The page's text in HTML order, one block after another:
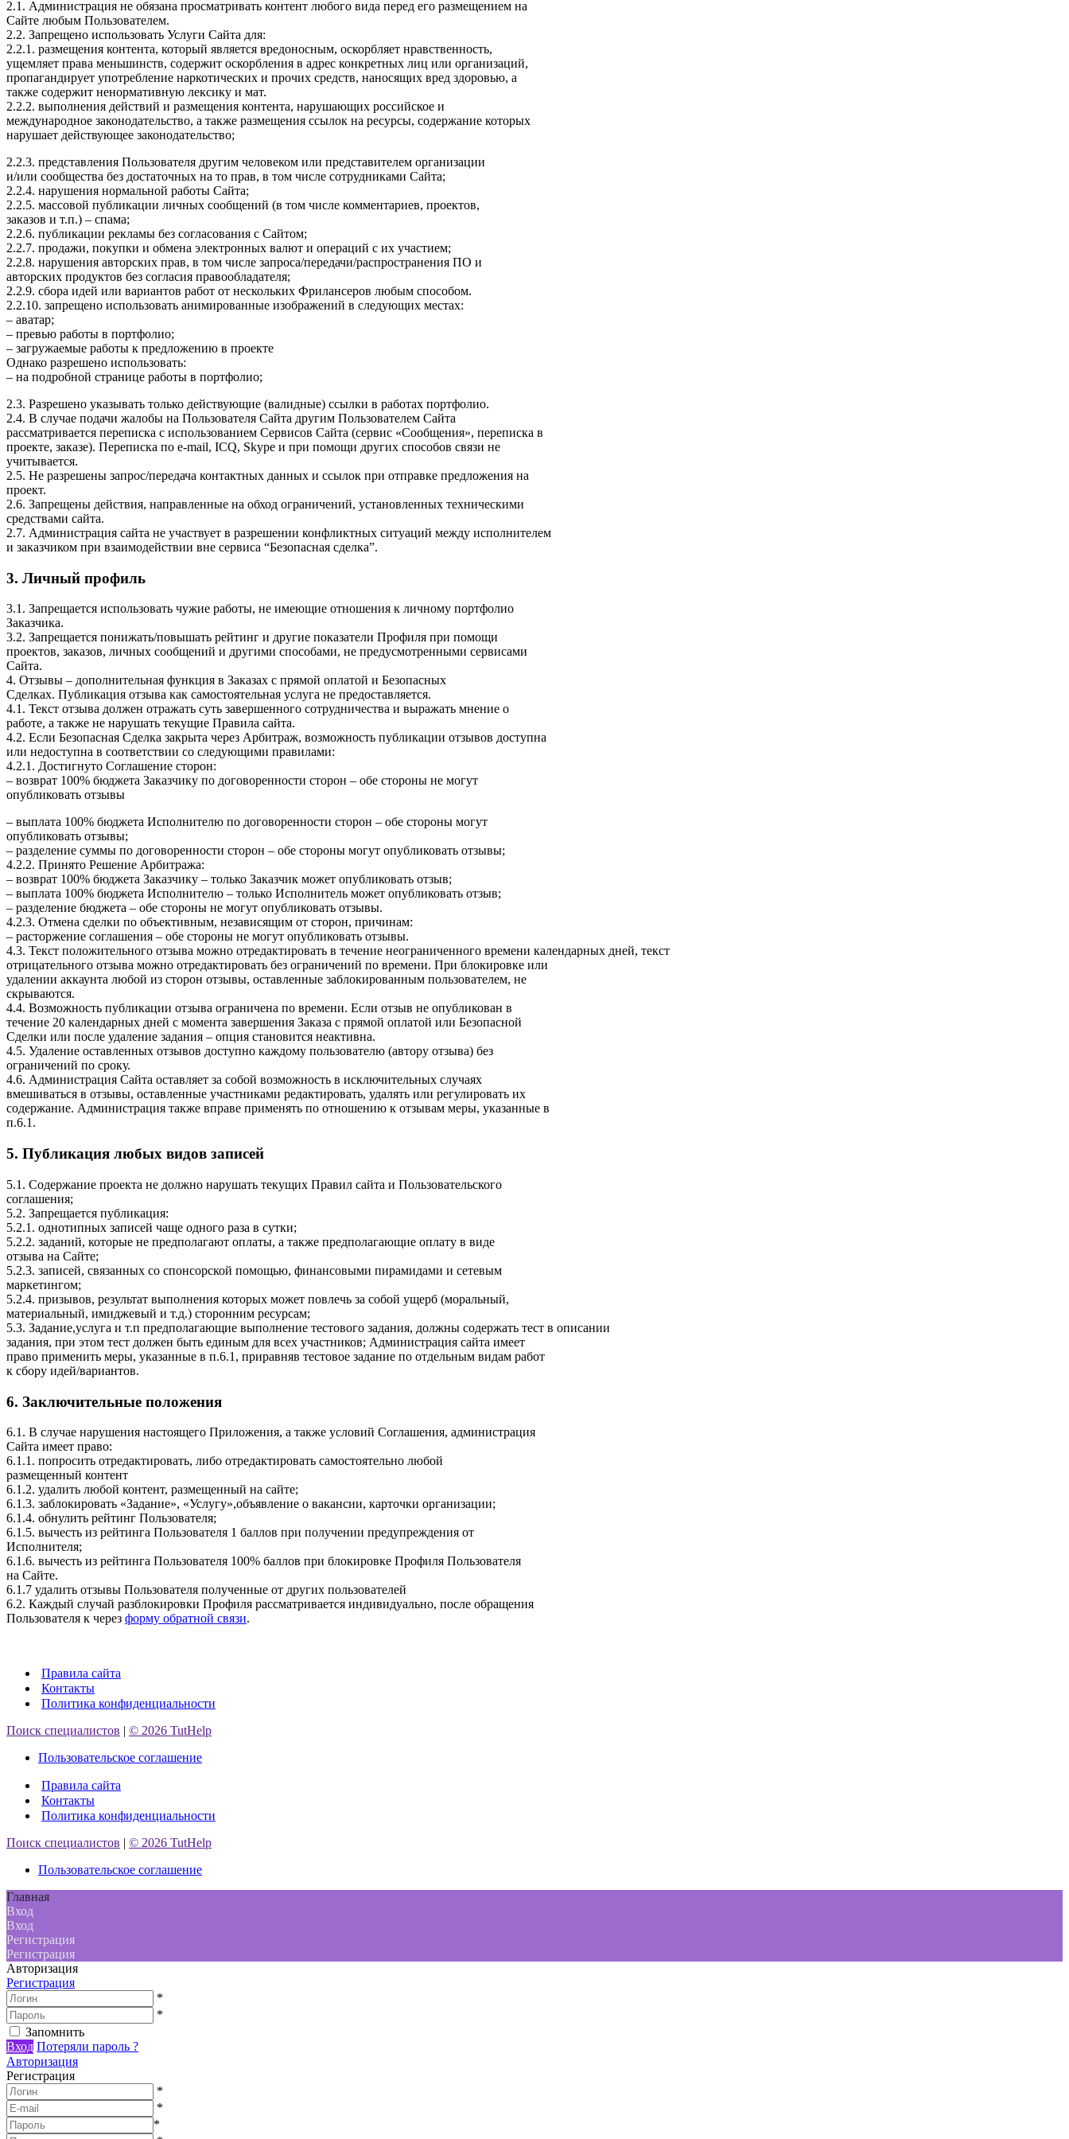
2.1. Администрация не обязана просматривать контент любого вида перед его размещением на
Сайте любым Пользователем.
2.2. Запрещено использовать Услуги Сайта для:
2.2.1. размещения контента, который является вредоносным, оскорбляет нравственность,
ущемляет права меньшинств, содержит оскорбления в адрес конкретных лиц или организаций,
пропагандирует употребление наркотических и прочих средств, наносящих вред здоровью, а
также содержит ненормативную лексику и мат.
2.2.2. выполнения действий и размещения контента, нарушающих российское и
международное законодательство, а также размещения ссылок на ресурсы, содержание которых
нарушает действующее законодательство;
2.2.3. представления Пользователя другим человеком или представителем организации
и/или сообщества без достаточных на то прав, в том числе сотрудниками Сайта;
2.2.4. нарушения нормальной работы Сайта;
2.2.5. массовой публикации личных сообщений (в том числе комментариев, проектов,
заказов и т.п.) – спама;
2.2.6. публикации рекламы без согласования с Сайтом;
2.2.7. продажи, покупки и обмена электронных валют и операций с их участием;
2.2.8. нарушения авторских прав, в том числе запроса/передачи/распространения ПО и
авторских продуктов без согласия правообладателя;
2.2.9. сбора идей или вариантов работ от нескольких Фрилансеров любым способом.
2.2.10. запрещено использовать анимированные изображений в следующих местах:
– аватар;
– превью работы в портфолио;
– загружаемые работы к предложению в проекте
Однако разрешено использовать:
– на подробной странице работы в портфолио;
2.3. Разрешено указывать только действующие (валидные) ссылки в работах портфолио.
2.4. В случае подачи жалобы на Пользователя Сайта другим Пользователем Сайта
рассматривается переписка с использованием Сервисов Сайта (сервис «Сообщения», переписка в
проекте, заказе). Переписка по e-mail, ICQ, Skype и при помощи других способов связи не
учитывается.
2.5. Не разрешены запрос/передача контактных данных и ссылок при отправке предложения на
проект.
2.6. Запрещены действия, направленные на обход ограничений, установленных техническими
средствами сайта.
2.7. Администрация сайта не участвует в разрешении конфликтных ситуаций между исполнителем
и заказчиком при взаимодействии вне сервиса “Безопасная сделка”.
3. Личный профиль
3.1. Запрещается использовать чужие работы, не имеющие отношения к личному портфолио
Заказчика.
3.2. Запрещается понижать/повышать рейтинг и другие показатели Профиля при помощи
проектов, заказов, личных сообщений и другими способами, не предусмотренными сервисами
Сайта.
4. Отзывы – дополнительная функция в Заказах с прямой оплатой и Безопасных
Сделках. Публикация отзыва как самостоятельная услуга не предоставляется.
4.1. Текст отзыва должен отражать суть завершенного сотрудничества и выражать мнение о
работе, а также не нарушать текущие Правила сайта.
4.2. Если Безопасная Сделка закрыта через Арбитраж, возможность публикации отзывов доступна
или недоступна в соответствии со следующими правилами:
4.2.1. Достигнуто Соглашение сторон:
– возврат 100% бюджета Заказчику по договоренности сторон – обе стороны не могут
опубликовать отзывы
– выплата 100% бюджета Исполнителю по договоренности сторон – обе стороны могут
опубликовать отзывы;
– разделение суммы по договоренности сторон – обе стороны могут опубликовать отзывы;
4.2.2. Принято Решение Арбитража:
– возврат 100% бюджета Заказчику – только Заказчик может опубликовать отзыв;
– выплата 100% бюджета Исполнителю – только Исполнитель может опубликовать отзыв;
– разделение бюджета – обе стороны не могут опубликовать отзывы.
4.2.3. Отмена сделки по объективным, независящим от сторон, причинам:
– расторжение соглашения – обе стороны не могут опубликовать отзывы.
4.3. Текст положительного отзыва можно отредактировать в течение неограниченного времени календарных дней, текст
отрицательного отзыва можно отредактировать без ограничений по времени. При блокировке или
удалении аккаунта любой из сторон отзывы, оставленные заблокированным пользователем, не
скрываются.
4.4. Возможность публикации отзыва ограничена по времени. Если отзыв не опубликован в
течение 20 календарных дней с момента завершения Заказа с прямой оплатой или Безопасной
Сделки или после удаление задания – опция становится неактивна.
4.5. Удаление оставленных отзывов доступно каждому пользователю (автору отзыва) без
ограничений по сроку.
4.6. Администрация Сайта оставляет за собой возможность в исключительных случаях
вмешиваться в отзывы, оставленные участниками редактировать, удалять или регулировать их
содержание. Администрация также вправе применять по отношению к отзывам меры, указанные в
п.6.1.
5. Публикация любых видов записей
5.1. Содержание проекта не должно нарушать текущих Правил сайта и Пользовательского
соглашения;
5.2. Запрещается публикация:
5.2.1. однотипных записей чаще одного раза в сутки;
5.2.2. заданий, которые не предполагают оплаты, а также предполагающие оплату в виде
отзыва на Cайте;
5.2.3. записей, связанных со спонсорской помощью, финансовыми пирамидами и сетевым
маркетингом;
5.2.4. призывов, результат выполнения которых может повлечь за собой ущерб (моральный,
материальный, имиджевый и т.д.) сторонним ресурсам;
5.3. Задание,услуга и т.п предполагающие выполнение тестового задания, должны содержать тест в описании
задания, при этом тест должен быть единым для всех участников; Администрация сайта имеет
право применить меры, указанные в п.6.1, приравняв тестовое задание по отдельным видам работ
к сбору идей/вариантов.
6. Заключительные положения
6.1. В случае нарушения настоящего Приложения, а также условий Соглашения, администрация
Сайта имеет право:
6.1.1. попросить отредактировать, либо отредактировать самостоятельно любой
размещенный контент
6.1.2. удалить любой контент, размещенный на сайте;
6.1.3. заблокировать «Задание», «Услугу»,объявление о вакансии, карточки организации;
6.1.4. обнулить рейтинг Пользователя;
6.1.5. вычесть из рейтинга Пользователя 1 баллов при получении предупреждения от
Исполнителя;
6.1.6. вычесть из рейтинга Пользователя 100% баллов при блокировке Профиля Пользователя
на Сайте.
6.1.7 удалить отзывы Пользователя полученные от других пользователей
6.2. Каждый случай разблокировки Профиля рассматривается индивидуально, после обращения
Пользователя к через форму обратной связи.
Правила сайта
Контакты
Политика конфиденциальности
Поиск специалистов | © 2026 TutHelp
Пользовательское соглашение
Правила сайта
Контакты
Политика конфиденциальности
Поиск специалистов | © 2026 TutHelp
Пользовательское соглашение
Главная
Вход
Вход
Регистрация
Регистрация
Авторизация
Регистрация
*
*
Запомнить
Вход Потеряли пароль ?
Авторизация
Регистрация
*
*
*